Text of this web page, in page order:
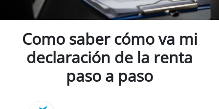
Como saber cómo va mi
declaración de la renta
paso a paso